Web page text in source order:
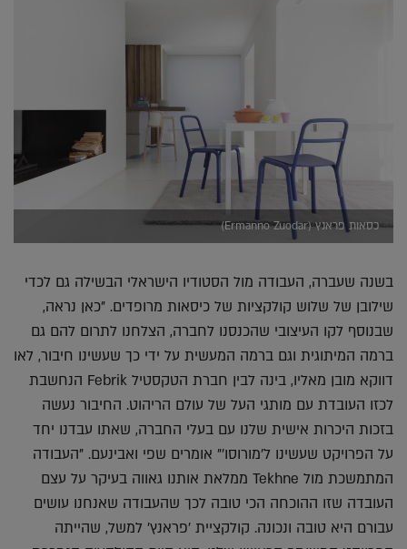
כסאות פראנץ (Ermanno Zuodar)
בשנה שעברה, העבודה מול הסטודיו הישראלי הבשילה גם לכדי
שילובן של שלוש קולקציות של כיסאות מרופדים. "כאן נראה,
שבנוסף לקו העיצובי שהכנסנו לחברה, הצלחנו לתרום להם גם
ברמה המיתוגית וגם ברמה המעשית על ידי כך שעשינו חיבור, לאו
דווקא מובן מאליו, בינה לבין חברת הטקסטיל Febrik הנחשבת
לכזו העובדת עם מותגי העל של עולם הריהוט. החיבור נעשה
בזכות היכרות אישית שלנו עם בעלי החברה, שאתו עבדנו יחד
על הפרויקט שעשינו ל'מורוסו'" אומרים שפי ואבינעם. "העבודה
המתמשכת מול Tekhne ממלאת אותנו גאווה בעיקר על עצם
העובדה שזו ההוכחה הכי טובה לכך שהעבודה שאנחנו עושים
עבורם היא טובה ונכונה. קולקציית 'פראנץ' למשל, שהייתה